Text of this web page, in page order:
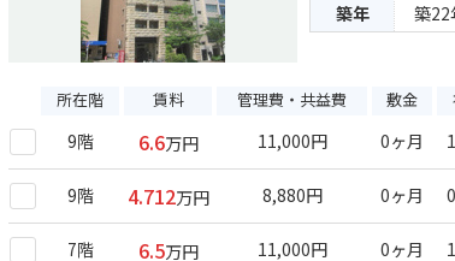
築年
築22
所在階 賃料 管理費・共益費 敷金
9階 6.6万円 11,000円 0ヶ月
9階 4.712万円 8,880円 0ヶ月
7階 6.5万円 11,000円 0ヶ月